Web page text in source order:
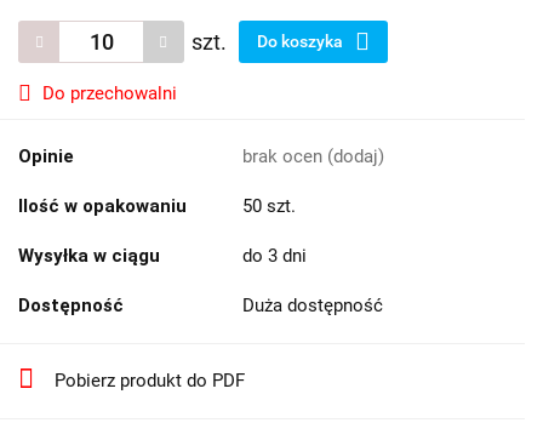
szt. Do koszyka
Do przechowalni
Opinie brak ocen (dodaj)
Ilość w opakowaniu 50 szt.
Wysyłka w ciągu do 3 dni
Dostępność Duża dostępność
Pobierz produkt do PDF